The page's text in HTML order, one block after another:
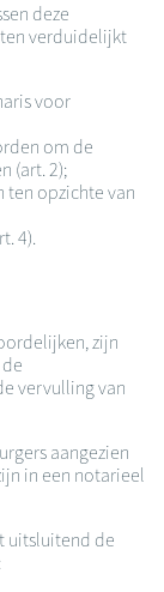
deze
verduidelijkt
voor
om de
(art. 2);
ten opzichte van
4).
zijn
vervulling van
aangezien
in een notarieel
uitsluitend de